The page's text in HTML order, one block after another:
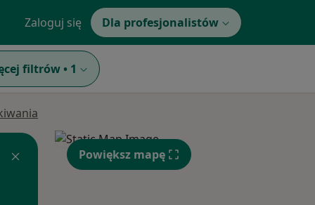
Zaloguj się Dla profesjonalistów
filtrów • 1
Powiększ mapę